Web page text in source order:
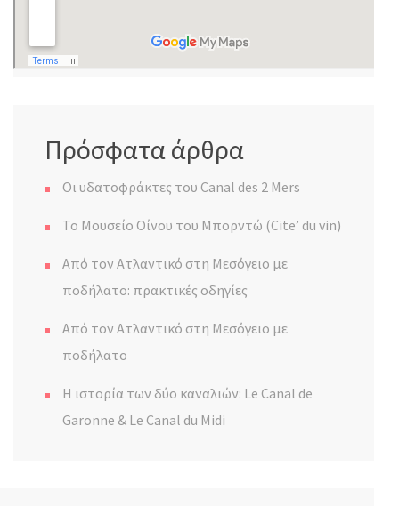
Πρόσφατα άρθρα
Οι υδατοφράκτες του Canal des 2 Mers
Το Μουσείο Οίνου του Μπορντώ (Cite’ du vin)
Από τον Ατλαντικό στη Μεσόγειο με
ποδήλατο: πρακτικές οδηγίες
Από τον Ατλαντικό στη Μεσόγειο με
ποδήλατο
Η ιστορία των δύο καναλιών: Le Canal de
Garonne & Le Canal du Midi